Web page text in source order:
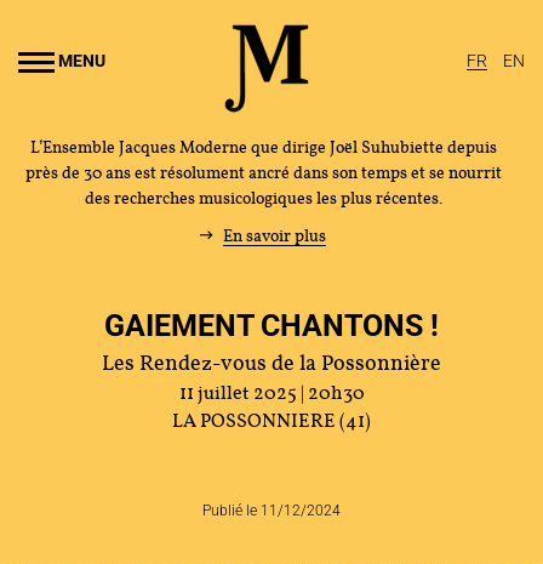
MENU FR EN
L’Ensemble Jacques Moderne que dirige Joël Suhubiette depuis
près de 30 ans est résolument ancré dans son temps et se nourrit
des recherches musicologiques les plus récentes.
En savoir plus
GAIEMENT CHANTONS !
Les Rendez-vous de la Possonnière
11 juillet 2025 | 20h30
LA POSSONNIERE (41)
Publié le 11/12/2024